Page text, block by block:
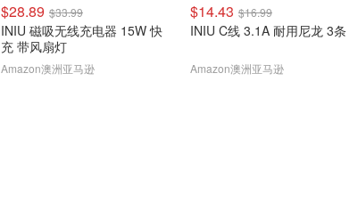
$28.89 $33.99
INIU 磁吸无线充电器 15W 快
充 带风扇灯
Amazon澳洲亚马逊
$14.43 $16.99
INIU C线 3.1A 耐用尼龙 3条
Amazon澳洲亚马逊